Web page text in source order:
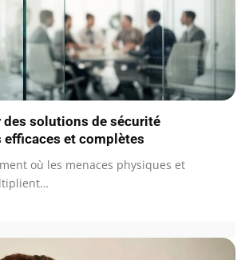
solutions de sécurité
et complètes
où les menaces physiques et